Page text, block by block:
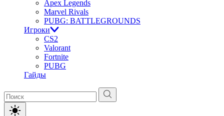
Apex Legends
Marvel Rivals
PUBG: BATTLEGROUNDS
Игроки
CS2
Valorant
Fortnite
PUBG
Гайды